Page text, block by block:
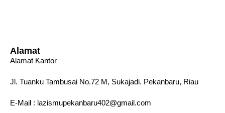
Alamat
Alamat Kantor
Jl. Tuanku Tambusai No.72 M, Sukajadi. Pekanbaru, Riau
E-Mail : lazismupekanbaru402@gmail.com